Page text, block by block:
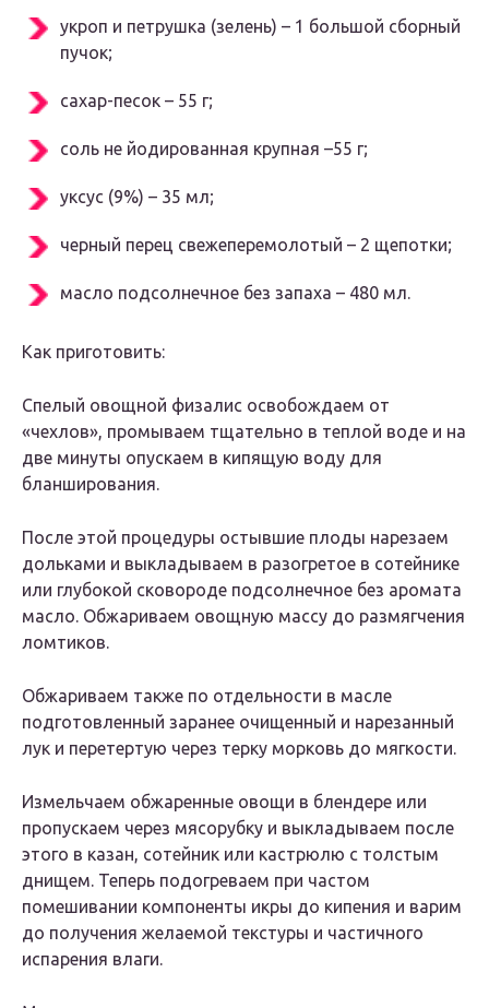
укроп и петрушка (зелень) – 1 большой сборный
пучок;
сахар-песок – 55 г;
соль не йодированная крупная –55 г;
уксус (9%) – 35 мл;
черный перец свежеперемолотый – 2 щепотки;
масло подсолнечное без запаха – 480 мл.
Как приготовить:
Спелый овощной физалис освобождаем от
«чехлов», промываем тщательно в теплой воде и на
две минуты опускаем в кипящую воду для
бланширования.
После этой процедуры остывшие плоды нарезаем
дольками и выкладываем в разогретое в сотейнике
или глубокой сковороде подсолнечное без аромата
масло. Обжариваем овощную массу до размягчения
ломтиков.
Обжариваем также по отдельности в масле
подготовленный заранее очищенный и нарезанный
лук и перетертую через терку морковь до мягкости.
Измельчаем обжаренные овощи в блендере или
пропускаем через мясорубку и выкладываем после
этого в казан, сотейник или кастрюлю с толстым
днищем. Теперь подогреваем при частом
помешивании компоненты икры до кипения и варим
до получения желаемой текстуры и частичного
испарения влаги.